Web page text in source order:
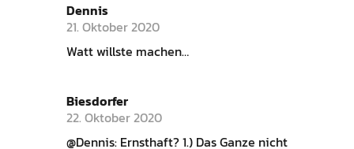
Dennis
21. Oktober 2020
Watt willste machen…
Biesdorfer
22. Oktober 2020
@Dennis: Ernsthaft? 1.) Das Ganze nicht